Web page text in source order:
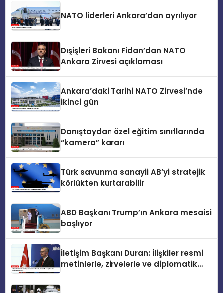
NATO liderleri Ankara’dan ayrılıyor
Dışişleri Bakanı Fidan’dan NATO
Ankara Zirvesi açıklaması
Ankara’daki Tarihi NATO Zirvesi’nde
ikinci gün
Danıştaydan özel eğitim sınıflarında
“kamera” kararı
Türk savunma sanayii AB’yi stratejik
körlükten kurtarabilir
ABD Başkanı Trump’ın Ankara mesaisi
başlıyor
İletişim Başkanı Duran: İlişkiler resmi
metinlerle, zirvelerle ve diplomatik